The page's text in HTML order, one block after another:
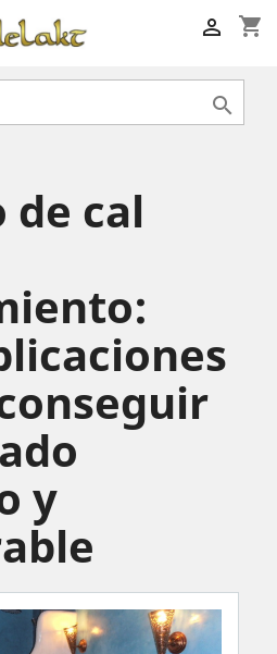
shopping_cart


cal
y